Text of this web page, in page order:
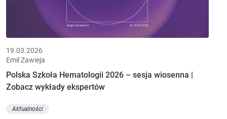
19.03.2026
Emil Zawieja
Polska Szkoła Hematologii 2026 – sesja wiosenna |
Zobacz wykłady ekspertów
Aktualności